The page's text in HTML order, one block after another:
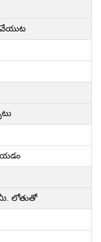
మీ. లోతుతో